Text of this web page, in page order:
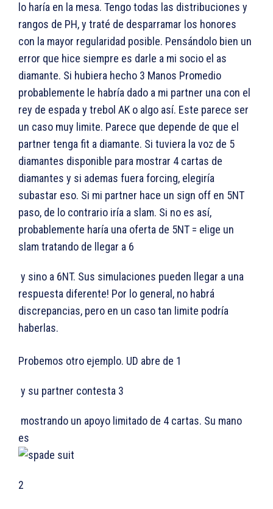
lo haría en la mesa. Tengo todas las distribuciones y
rangos de PH, y traté de desparramar los honores
con la mayor regularidad posible. Pensándolo bien un
error que hice siempre es darle a mi socio el as
diamante. Si hubiera hecho 3 Manos Promedio
probablemente le habría dado a mi partner una con el
rey de espada y trebol AK o algo así. Este parece ser
un caso muy limite. Parece que depende de que el
partner tenga fit a diamante. Si tuviera la voz de 5
diamantes disponible para mostrar 4 cartas de
diamantes y si ademas fuera forcing, elegiría
subastar eso. Si mi partner hace un sign off en 5NT
paso, de lo contrario iría a slam. Si no es así,
probablemente haría una oferta de 5NT = elige un
slam tratando de llegar a 6
y sino a 6NT. Sus simulaciones pueden llegar a una
respuesta diferente! Por lo general, no habrá
discrepancias, pero en un caso tan limite podría
haberlas.
Probemos otro ejemplo. UD abre de 1
y su partner contesta 3
mostrando un apoyo limitado de 4 cartas. Su mano
es
2